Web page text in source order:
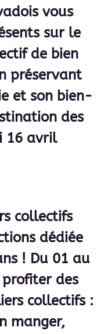
vous
sur le
de bien
préservant
et son bien-
des
16 avril
collectifs
dédiée
! Du 01 au
profiter des
collectifs :
manger,